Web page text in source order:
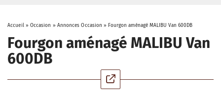
Accueil» Occasion » Annonces Occasion » Fourgon aménagé MALIBU Van 600DB
Fourgon aménagé MALIBU Van
600DB